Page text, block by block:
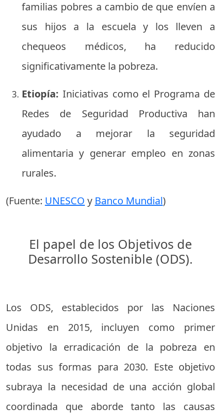
familias pobres a cambio de que envíen a
sus hijos a la escuela y los lleven a
chequeos médicos, ha reducido
significativamente la pobreza.
Etiopía: Iniciativas como el Programa de
Redes de Seguridad Productiva han
ayudado a mejorar la seguridad
alimentaria y generar empleo en zonas
rurales.
(Fuente: UNESCO y Banco Mundial)
El papel de los Objetivos de
Desarrollo Sostenible (ODS).
Los ODS, establecidos por las Naciones
Unidas en 2015, incluyen como primer
objetivo la erradicación de la pobreza en
todas sus formas para 2030. Este objetivo
subraya la necesidad de una acción global
coordinada que aborde tanto las causas